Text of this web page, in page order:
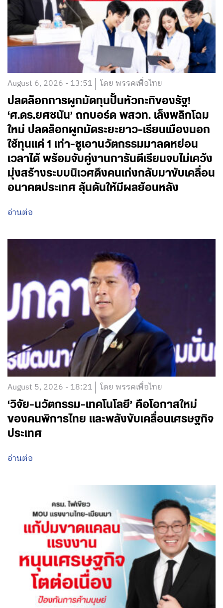
August 6, 2026 - 13:51 โดย พรรคเพื่อไทย
ปลดล็อกการผูกมัดทุนปั้นหัวกะทิของรัฐ!
‘ศ.ดร.ยศชนัน’ ถกบอร์ด พสวท. เล็งพลิกโฉม
ใหม่ ปลดล็อกผูกมัดระยะยาว-เรียนเมืองนอก
ใช้ทุนแค่ 1 เท่า-ชูเอานวัตกรรมมาลดหย่อน
เวลาได้ พร้อมจับคู่งานการันตีเรียนจบไม่เคว้ง
มุ่งสร้างระบบนิเวศดึงคนเก่งกลับมาขับเคลื่อน
อนาคตประเทศ ลุ้นดันให้มีผลย้อนหลัง
อ่านต่อ
August 5, 2026 - 18:21 โดย พรรคเพื่อไทย
‘วิจัย-นวัตกรรม-เทคโนโลยี’ คือโอกาสใหม่
ของคนพิการไทย และพลังขับเคลื่อนเศรษฐกิจ
ประเทศ
อ่านต่อ